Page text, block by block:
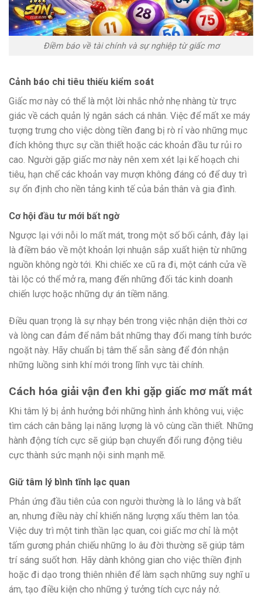
Điềm báo về tài chính và sự nghiệp từ giấc mơ
Cảnh báo chi tiêu thiếu kiểm soát
Giấc mơ này có thể là một lời nhắc nhở nhẹ nhàng từ trực
giác về cách quản lý ngân sách cá nhân. Việc để mất xe máy
tượng trưng cho việc dòng tiền đang bị rò rỉ vào những mục
đích không thực sự cần thiết hoặc các khoản đầu tư rủi ro
cao. Người gặp giấc mơ này nên xem xét lại kế hoạch chi
tiêu, hạn chế các khoản vay mượn không đáng có để duy trì
sự ổn định cho nền tảng kinh tế của bản thân và gia đình.
Cơ hội đầu tư mới bất ngờ
Ngược lại với nỗi lo mất mát, trong một số bối cảnh, đây lại
là điềm báo về một khoản lợi nhuận sắp xuất hiện từ những
nguồn không ngờ tới. Khi chiếc xe cũ ra đi, một cánh cửa về
tài lộc có thể mở ra, mang đến những đối tác kinh doanh
chiến lược hoặc những dự án tiềm năng.
Điều quan trọng là sự nhạy bén trong việc nhận diện thời cơ
và lòng can đảm để nắm bắt những thay đổi mang tính bước
ngoặt này. Hãy chuẩn bị tâm thế sẵn sàng để đón nhận
những luồng sinh khí mới trong lĩnh vực tài chính.
Cách hóa giải vận đen khi gặp giấc mơ mất mát
Khi tâm lý bị ảnh hưởng bởi những hình ảnh không vui, việc
tìm cách cân bằng lại năng lượng là vô cùng cần thiết. Những
hành động tích cực sẽ giúp bạn chuyển đổi rung động tiêu
cực thành sức mạnh nội sinh mạnh mẽ.
Giữ tâm lý bình tĩnh lạc quan
Phản ứng đầu tiên của con người thường là lo lắng và bất
an, nhưng điều này chỉ khiến năng lượng xấu thêm lan tỏa.
Việc duy trì một tinh thần lạc quan, coi giấc mơ chỉ là một
tấm gương phản chiếu những lo âu đời thường sẽ giúp tâm
trí sáng suốt hơn. Hãy dành không gian cho việc thiền định
hoặc đi dạo trong thiên nhiên để làm sạch những suy nghĩ u
ám, tạo điều kiện cho những ý tưởng tích cực nảy nở.